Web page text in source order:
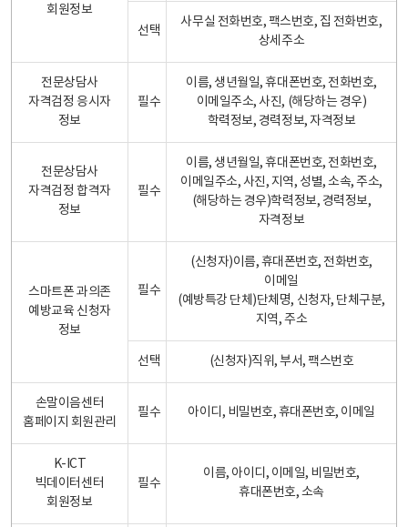
회원정보
선택
사무실 전화번호, 팩스번호, 집 전화번호,
상세주소
전문상담사
자격검정 응시자
정보
필수
이름, 생년월일, 휴대폰번호, 전화번호,
이메일주소, 사진, (해당하는 경우)
학력정보, 경력정보, 자격정보
전문상담사
자격검정 합격자
정보
필수
이름, 생년월일, 휴대폰번호, 전화번호,
이메일주소, 사진, 지역, 성별, 소속, 주소,
(해당하는 경우)학력정보, 경력정보,
자격정보
스마트폰 과의존
예방교육 신청자
정보
필수
(신청자)이름, 휴대폰번호, 전화번호,
이메일
(예방특강 단체)단체명, 신청자, 단체구분,
지역, 주소
선택 (신청자)직위, 부서, 팩스번호
손말이음센터
홈페이지 회원관리
필수 아이디, 비밀번호, 휴대폰번호, 이메일
K-ICT
빅데이터센터
회원정보
필수
이름, 아이디, 이메일, 비밀번호,
휴대폰번호, 소속